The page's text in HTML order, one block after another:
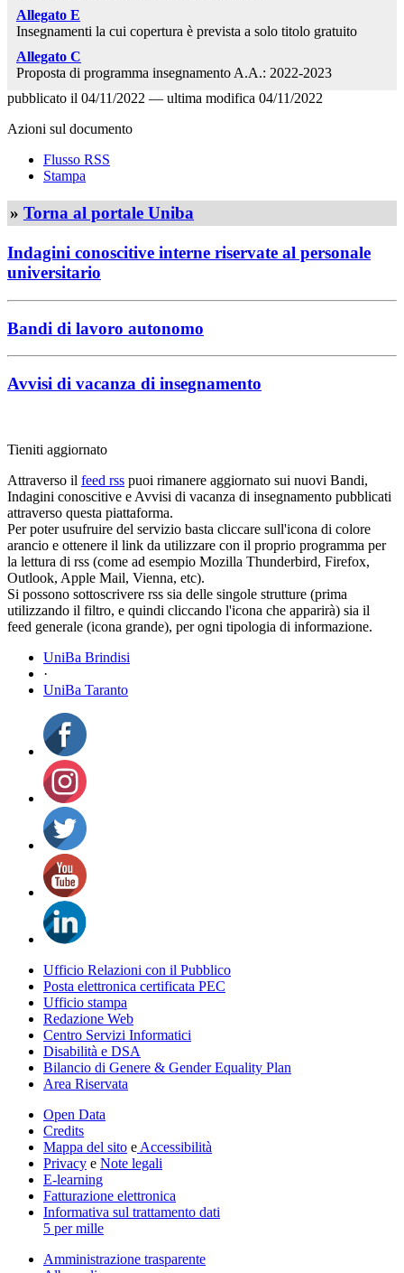
Allegato E
Insegnamenti la cui copertura è prevista a solo titolo gratuito
Allegato C
Proposta di programma insegnamento A.A.: 2022-2023
pubblicato il 04/11/2022 — ultima modifica 04/11/2022
Azioni sul documento
Flusso RSS
Stampa
» Torna al portale Uniba
Indagini conoscitive interne riservate al personale
universitario
Bandi di lavoro autonomo
Avvisi di vacanza di insegnamento
Tieniti aggiornato
Attraverso il feed rss puoi rimanere aggiornato sui nuovi Bandi,
Indagini conoscitive e Avvisi di vacanza di insegnamento pubblicati
attraverso questa piattaforma.
Per poter usufruire del servizio basta cliccare sull'icona di colore
arancio e ottenere il link da utilizzare con il proprio programma per
la lettura di rss (come ad esempio Mozilla Thunderbird, Firefox,
Outlook, Apple Mail, Vienna, etc).
Si possono sottoscrivere rss sia delle singole strutture (prima
utilizzando il filtro, e quindi cliccando l'icona che apparirà) sia il
feed generale (icona grande), per ogni tipologia di informazione.
UniBa Brindisi
·
UniBa Taranto
Ufficio Relazioni con il Pubblico
Posta elettronica certificata PEC
Ufficio stampa
Redazione Web
Centro Servizi Informatici
Disabilità e DSA
Bilancio di Genere & Gender Equality Plan
Area Riservata
Open Data
Credits
Mappa del sito e Accessibilità
Privacy e Note legali
E-learning
Fatturazione elettronica
Informativa sul trattamento dati
5 per mille
Amministrazione trasparente